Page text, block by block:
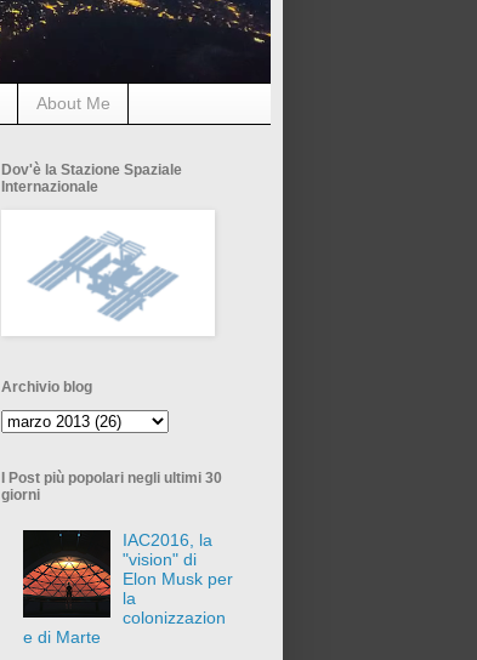
About Me
Dov'è la Stazione Spaziale
Internazionale
Archivio blog
I Post più popolari negli ultimi 30
giorni
IAC2016, la
"vision" di
Elon Musk per
la
colonizzazion
e di Marte